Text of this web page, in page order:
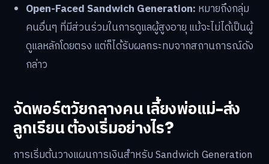
Open-Faced Sandwich Generation: หมายถึงกลุ่ม
คนอื่นๆ ที่มีส่วนร่วมในการดูแลผู้สูงอายุ แม้จะไม่ได้เป็นผู้
ดูแลหลักโดยตรง แต่ก็ได้รับผลกระทบจากสถานการณ์ดัง
กล่าว
จัดพอร์ตวัยกลางคน เลี้ยงพ่อแม่-ส่ง
ลูกเรียน ต้องเริ่มอย่างไร?
การเริ่มต้นวางแผนการเงินสำหรับ Sandwich Generation